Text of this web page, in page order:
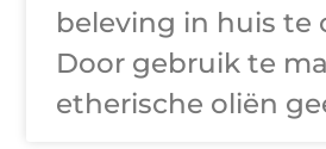
beleving in huis te
Door gebruik te
etherische oliën